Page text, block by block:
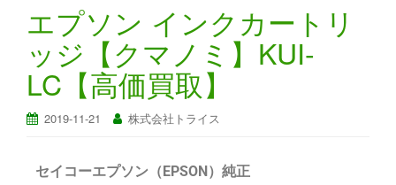
エプソン インクカートリ
ッジ【クマノミ】KUI-
LC【高価買取】
2019-11-21 株式会社トライス
セイコーエプソン（EPSON）純正